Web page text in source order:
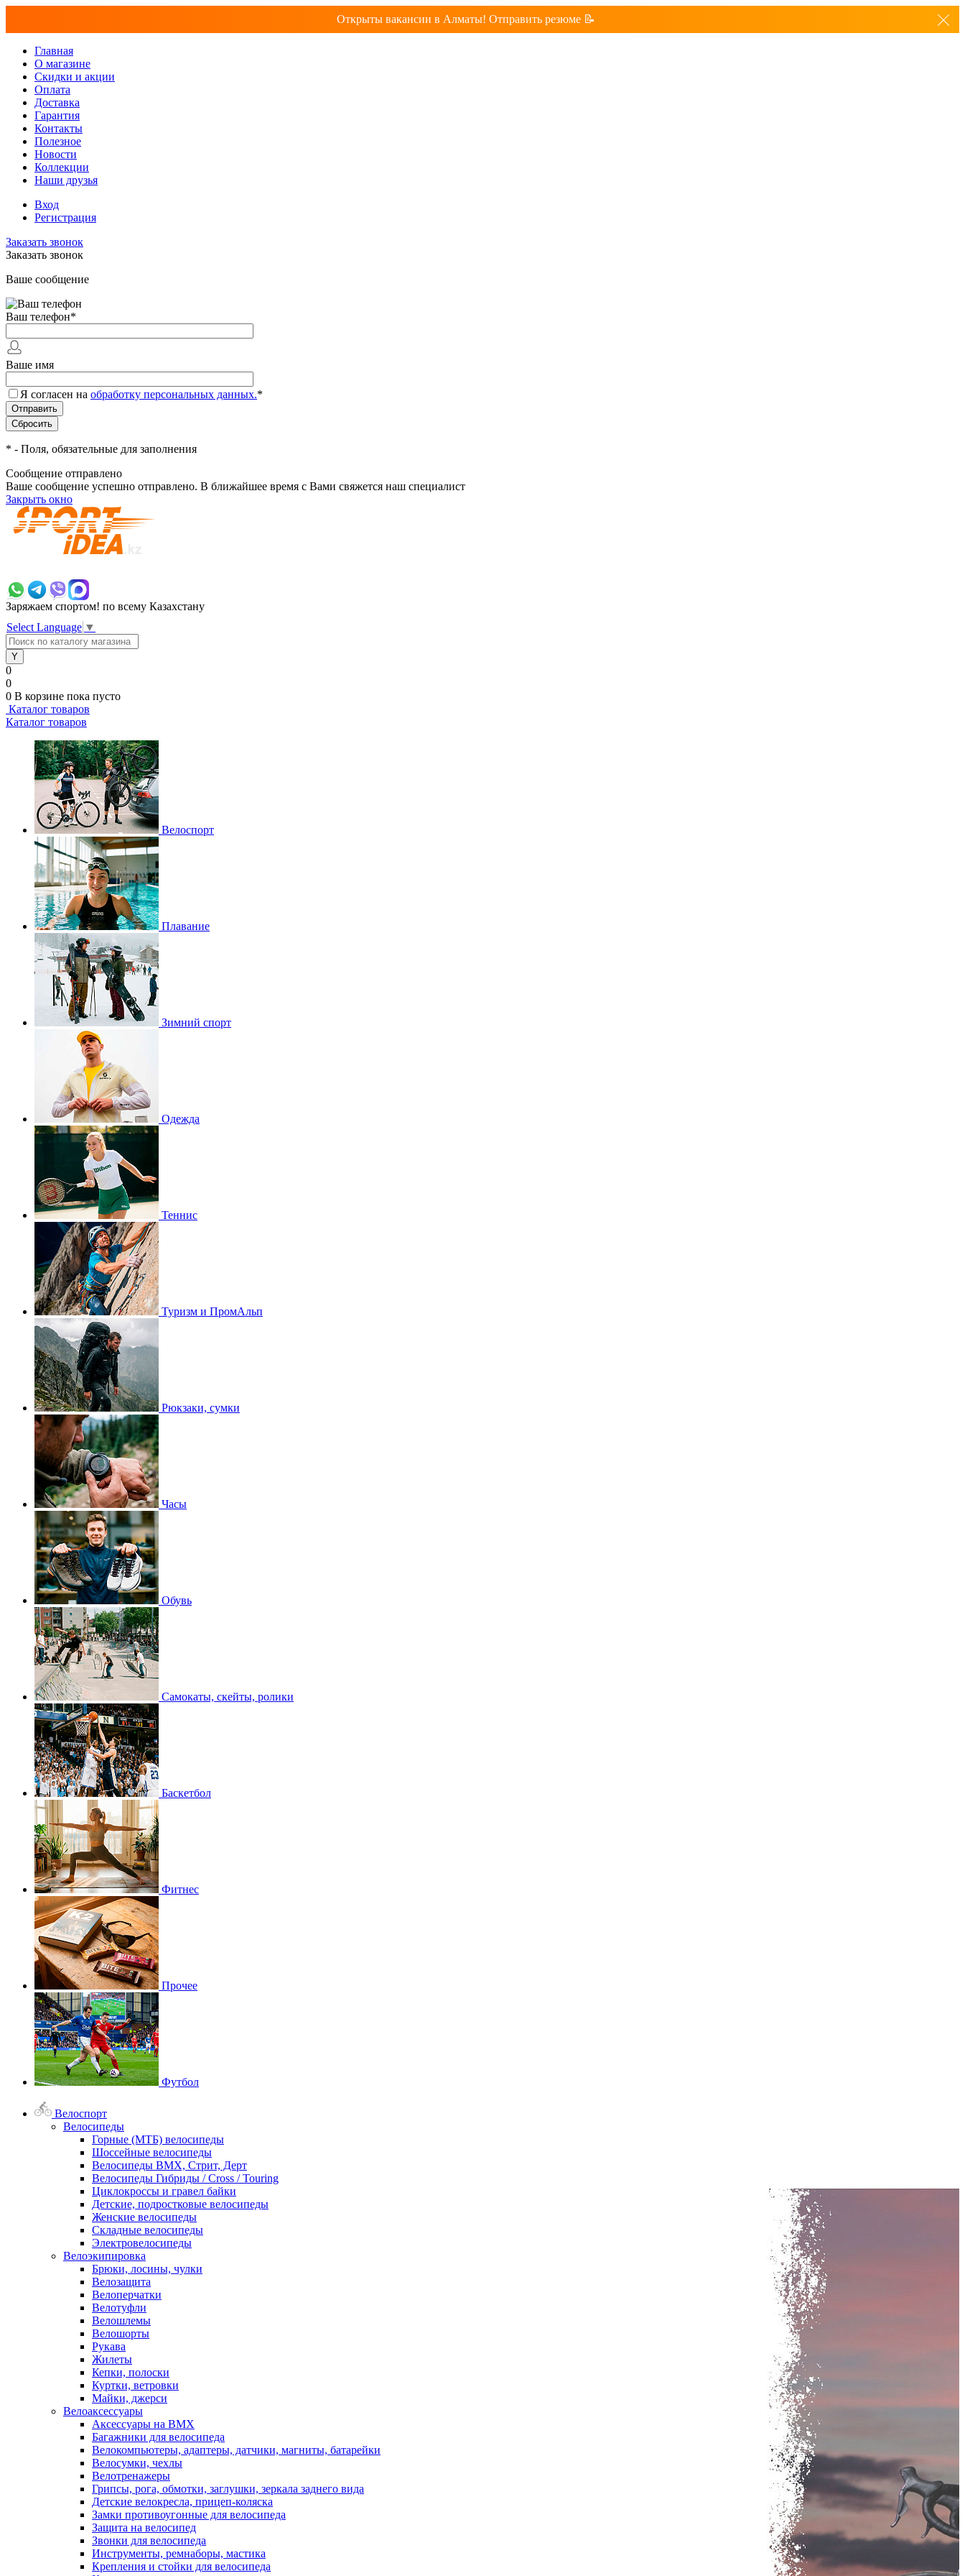
Открыты вакансии в Алматы! Отправить резюме 📝
Главная
О магазине
Скидки и акции
Оплата
Доставка
Гарантия
Контакты
Полезное
Новости
Коллекции
Наши друзья
Вход
Регистрация
Заказать звонок
Заказать звонок
Ваше сообщение
Ваш телефон*
Ваше имя
Я согласен на обработку персональных данных.*
* - Поля, обязательные для заполнения
Сообщение отправлено
Ваше сообщение успешно отправлено. В ближайшее время с Вами свяжется наш специалист
Закрыть окно
Заряжаем спортом! по всему Казахстану
Select Language ▼
0
0
0 В корзине пока пусто
Каталог товаров
Каталог товаров
Велоспорт
Плавание
Зимний спорт
Одежда
Теннис
Туризм и ПромАльп
Рюкзаки, сумки
Часы
Обувь
Самокаты, скейты, ролики
Баскетбол
Фитнес
Прочее
Футбол
Велоспорт
Велосипеды
Горные (МТБ) велосипеды
Шоссейные велосипеды
Велосипеды BMX, Стрит, Дерт
Велосипеды Гибриды / Cross / Touring
Циклокроссы и гравел байки
Детские, подростковые велосипеды
Женские велосипеды
Складные велосипеды
Электровелосипеды
Велоэкипировка
Брюки, лосины, чулки
Велозащита
Велоперчатки
Велотуфли
Велошлемы
Велошорты
Рукава
Жилеты
Кепки, полоски
Куртки, ветровки
Майки, джерси
Велоаксессуары
Аксессуары на BMX
Багажники для велосипеда
Велокомпьютеры, адаптеры, датчики, магниты, батарейки
Велосумки, чехлы
Велотренажеры
Грипсы, рога, обмотки, заглушки, зеркала заднего вида
Детские велокресла, прицеп-коляска
Замки противоугонные для велосипеда
Защита на велосипед
Звонки для велосипеда
Инструменты, ремнаборы, мастика
Крепления и стойки для велосипеда